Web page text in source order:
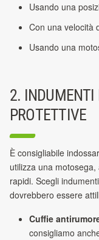
Usando una
Con una velocità
Usando una
2. INDUMENTI
PROTETTIVE
È consigliabile
utilizza una
rapidi. Scegli
dovrebbero essere
Cuffie
consigliamo